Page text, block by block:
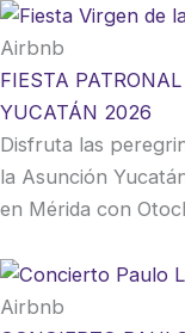
Airbnb
FIESTA
YUCATÁN 2026
Disfruta las
la Asunción
en Mérida con
Airbnb